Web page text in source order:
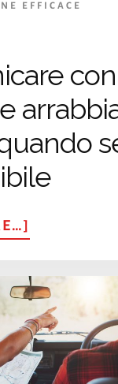
EFFICACE
con
‘LATTE’:
IN
MODO
EFFICACE